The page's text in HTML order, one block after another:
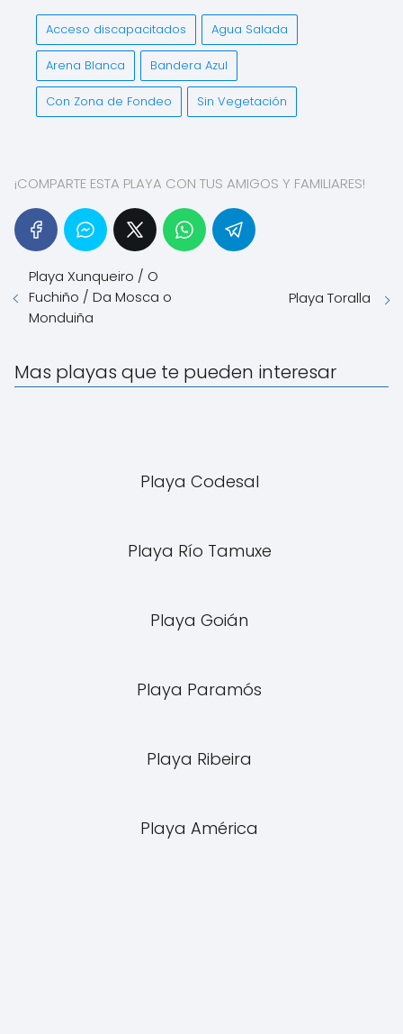
Acceso discapacitados Agua Salada
Arena Blanca Bandera Azul
Con Zona de Fondeo Sin Vegetación
¡COMPARTE ESTA PLAYA CON TUS AMIGOS Y FAMILIARES!
Playa Xunqueiro / O
Fuchiño / Da Mosca o
Monduiña
Playa Toralla
Mas playas que te pueden interesar
Playa Codesal
Playa Río Tamuxe
Playa Goián
Playa Paramós
Playa Ribeira
Playa América